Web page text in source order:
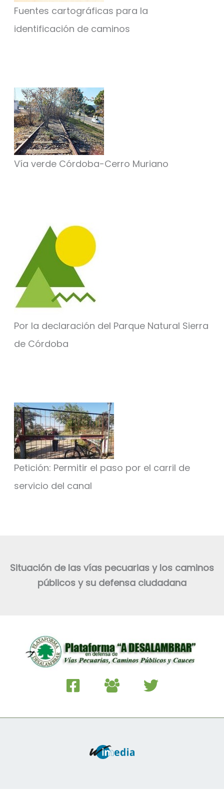
Fuentes cartográficas para la
identificación de caminos
Vía verde Córdoba-Cerro Muriano
Por la declaración del Parque Natural Sierra
de Córdoba
Petición: Permitir el paso por el carril de
servicio del canal
Situación de las vías pecuarias y los caminos
públicos y su defensa ciudadana